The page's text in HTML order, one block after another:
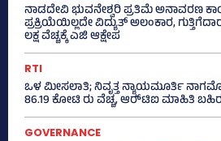
ನಾಡದೇವಿ ಭುವನೇಶ್ವರಿ ಪ್ರತಿಮೆ ಅನಾವರಣ
ಪ್ರಕ್ರಿಯೆಯಿಲ್ಲದೇ ವಿದ್ಯುತ್‌ ಅಲಂಕಾರ,
ಲಕ್ಷ ವೆಚ್ಚಕ್ಕೆ ಎಜಿ ಆಕ್ಷೇಪ
RTI
ಒಳ ಮೀಸಲಾತಿ; ನಿವೃತ್ತ ನ್ಯಾಯಮೂರ್ತಿ
86.19 ಕೋಟಿ ರು ವೆಚ್ಚ, ಆರ್‍‌ಟಿಐ ಮಾಹಿತಿ
GOVERNANCE